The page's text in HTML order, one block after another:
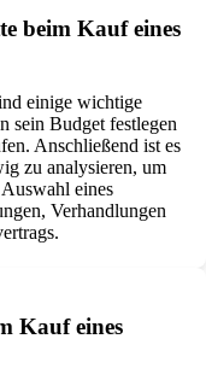
beim Kauf eines
einige wichtige
sein Budget festlegen
Anschließend ist es
zu analysieren, um
eines
Verhandlungen
Kauf eines